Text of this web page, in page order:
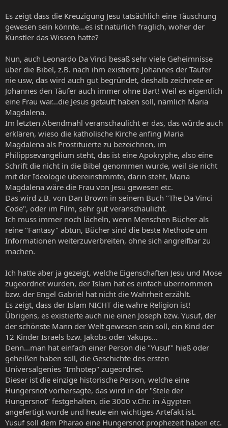
Es zeigt dass die Kreuzigung Jesu tatsächlich eine Täuschung
gewesen sein könnte...es ist natürlich fraglich, woher der
Künstler das Wissen hatte?
Nun, auch Leonardo Da Vinci besaß sehr viele Geheimnisse
über die Bibel, z.B. nach ihm existierte Johannes der Täufer
nie usw, das wird auch gut begründet, deshalb zeichnete er
Johannes den Täufer auch immer ohne Bart! Weil es eigentlich
eine Frau war...die Jesus getauft haben soll, nämlich Maria
Magdalena.
Im letzten Abendmahl veranschaulicht er das, das würde auch
erklären, wieso die katholische Kirche anfing Maria
Magdalena als Prostituierte zu bezeichnen, im
Philippsevangelium steht, das ist eine Apokryphe, also eine
Schrift die nicht in die Bibel genommen wurde, weil sie nicht
mit der Ideologie übereinstimmte, darin steht, Maria
Magdalena wäre die Frau von Jesu gewesen etc.
Das wird z.B. von Dan Brown in seinem Buch "The Da Vinci
Code", oder im Film, sehr gut veranschaulicht.
Ich muss immer noch lächeln, wenn Menschen Bücher als
reine "Fantasy" abtun, Bücher sind die beste Methode um
Informationen weiterzuverbreiten, ohne sich angreifbar zu
machen.
Ich hatte aber ja gezeigt, welche Eigenschaften Jesu und Mose
zugeordnet wurden, der Islam hat es einfach übernommen
bzw. der Engel Gabriel hat nicht die Wahrheit erzählt.
Es zeigt, dass der Islam NICHT die wahre Religion ist!
Übrigens, es existierte auch nie einen Joseph bzw. Yusuf, der
der schönste Mann der Welt gewesen sein soll, ein Kind der
12 Kinder Israels bzw. Jakobs oder Yakups...
Denn...man hat einfach einer Person die "Yusuf" hieß oder
geheißen haben soll, die Geschichte des ersten
Universalgenies "Imhotep" zugeordnet.
Dieser ist die einzige historische Person, welche eine
Hungersnot vorhersagte, das wird in der "Stele der
Hungersnot" festgehalten, die 3000 v.Chr. in Ägypten
angefertigt wurde und heute ein wichtiges Artefakt ist.
Yusuf soll dem Pharao eine Hungersnot prophezeit haben etc.